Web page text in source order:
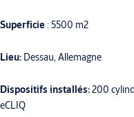
Superficie: 5500 m2
Lieu: Dessau, Allemagne
Dispositifs installés:200
eCLIQ